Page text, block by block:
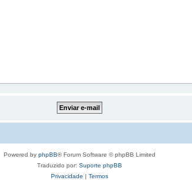
Powered by phpBB® Forum Software © phpBB Limited
Traduzido por: Suporte phpBB
Privacidade | Termos